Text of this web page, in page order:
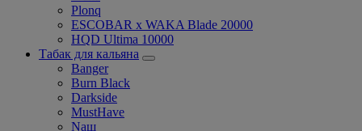
Plonq
ESCOBAR x WAKA Blade 20000
HQD Ultima 10000
Табак для кальяна
Banger
Burn Black
Darkside
MustHave
Nаш